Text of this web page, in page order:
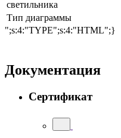
светильника
Тип диаграммы
";s:4:"TYPE";s:4:"HTML";}
Документация
Сертификат